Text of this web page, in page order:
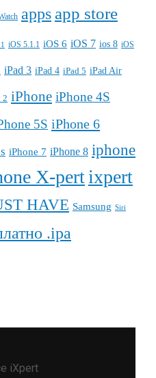
apps app store
iOS 5.1.1 iOS 6 iOS 7 ios 8 iOS
iPad 3 iPad 4 iPad 5 iPad Air
2 iPhone iPhone 4S
5S iPhone 6
iPhone 7 iPhone 8 iphone
X-pertixpert
HAVE Samsung Siri
.ipa
iXpert